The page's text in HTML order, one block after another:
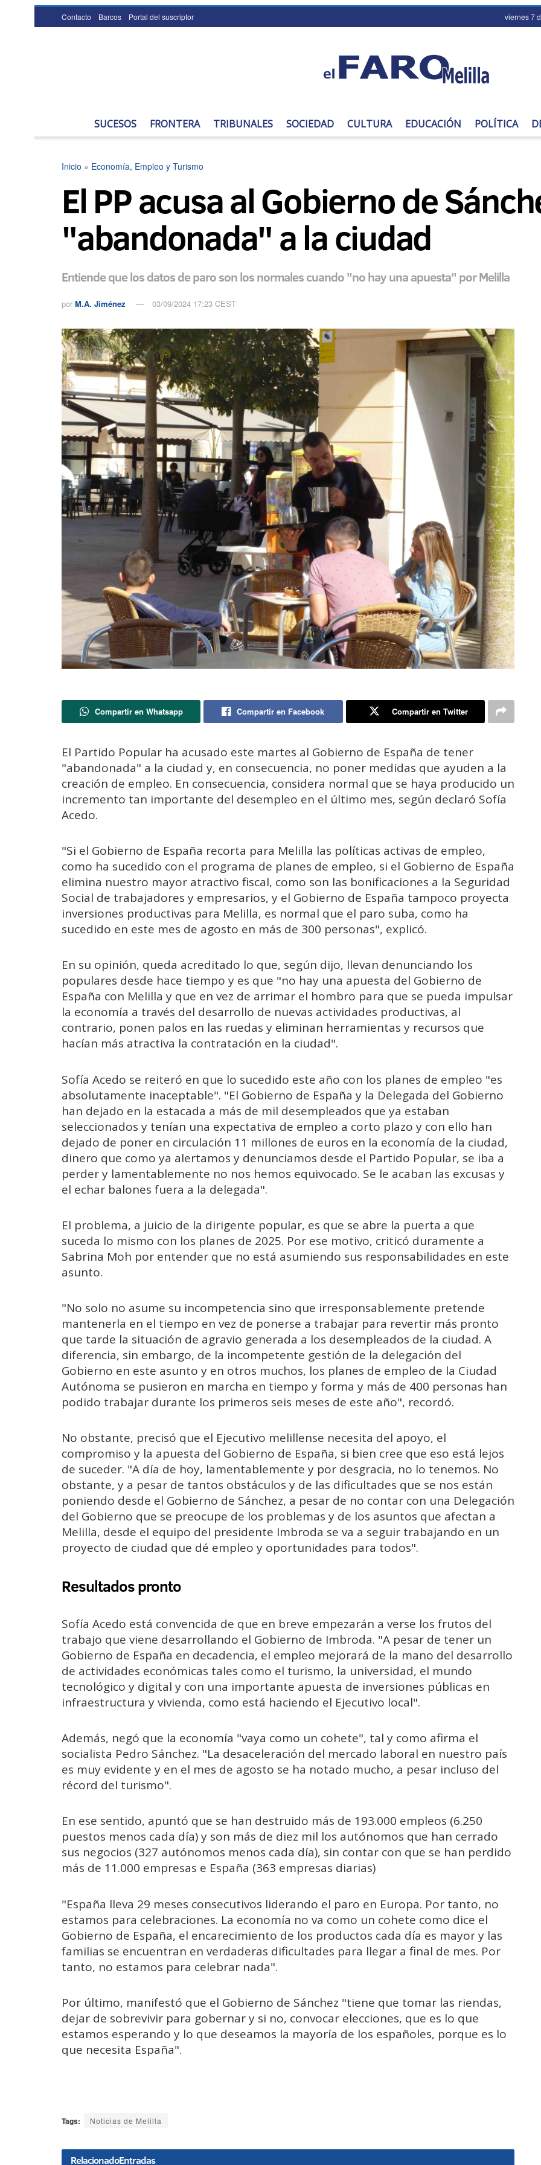
Contacto Barcos Portal del suscriptor viernes 7
SUCESOS FRONTERA TRIBUNALES SOCIEDAD CULTURA EDUCACIÓN POLÍTICA
Inicio » Economía, Empleo y Turismo
El PP acusa al Gobierno de
"abandonada" a la ciudad
Entiende que los datos de paro son los normales cuando "no hay una apuesta" por Melilla
por M.A. Jiménez 03/09/2024 17:23 CEST
Compartir en Whatsapp Compartir en Facebook Compartir en Twitter
El Partido Popular ha acusado este martes al Gobierno de España de tener
"abandonada" a la ciudad y, en consecuencia, no poner medidas que ayuden a la
creación de empleo. En consecuencia, considera normal que se haya producido un
incremento tan importante del desempleo en el último mes, según declaró Sofía
Acedo.
"Si el Gobierno de España recorta para Melilla las políticas activas de empleo,
como ha sucedido con el programa de planes de empleo, si el Gobierno de España
elimina nuestro mayor atractivo fiscal, como son las bonificaciones a la Seguridad
Social de trabajadores y empresarios, y el Gobierno de España tampoco proyecta
inversiones productivas para Melilla, es normal que el paro suba, como ha
sucedido en este mes de agosto en más de 300 personas", explicó.
En su opinión, queda acreditado lo que, según dijo, llevan denunciando los
populares desde hace tiempo y es que "no hay una apuesta del Gobierno de
España con Melilla y que en vez de arrimar el hombro para que se pueda impulsar
la economía a través del desarrollo de nuevas actividades productivas, al
contrario, ponen palos en las ruedas y eliminan herramientas y recursos que
hacían más atractiva la contratación en la ciudad".
Sofía Acedo se reiteró en que lo sucedido este año con los planes de empleo "es
absolutamente inaceptable". "El Gobierno de España y la Delegada del Gobierno
han dejado en la estacada a más de mil desempleados que ya estaban
seleccionados y tenían una expectativa de empleo a corto plazo y con ello han
dejado de poner en circulación 11 millones de euros en la economía de la ciudad,
dinero que como ya alertamos y denunciamos desde el Partido Popular, se iba a
perder y lamentablemente no nos hemos equivocado. Se le acaban las excusas y
el echar balones fuera a la delegada".
El problema, a juicio de la dirigente popular, es que se abre la puerta a que
suceda lo mismo con los planes de 2025. Por ese motivo, criticó duramente a
Sabrina Moh por entender que no está asumiendo sus responsabilidades en este
asunto.
"No solo no asume su incompetencia sino que irresponsablemente pretende
mantenerla en el tiempo en vez de ponerse a trabajar para revertir más pronto
que tarde la situación de agravio generada a los desempleados de la ciudad. A
diferencia, sin embargo, de la incompetente gestión de la delegación del
Gobierno en este asunto y en otros muchos, los planes de empleo de la Ciudad
Autónoma se pusieron en marcha en tiempo y forma y más de 400 personas han
podido trabajar durante los primeros seis meses de este año", recordó.
No obstante, precisó que el Ejecutivo melillense necesita del apoyo, el
compromiso y la apuesta del Gobierno de España, si bien cree que eso está lejos
de suceder. "A día de hoy, lamentablemente y por desgracia, no lo tenemos. No
obstante, y a pesar de tantos obstáculos y de las dificultades que se nos están
poniendo desde el Gobierno de Sánchez, a pesar de no contar con una Delegación
del Gobierno que se preocupe de los problemas y de los asuntos que afectan a
Melilla, desde el equipo del presidente Imbroda se va a seguir trabajando en un
proyecto de ciudad que dé empleo y oportunidades para todos".
Resultados pronto
Sofía Acedo está convencida de que en breve empezarán a verse los frutos del
trabajo que viene desarrollando el Gobierno de Imbroda. "A pesar de tener un
Gobierno de España en decadencia, el empleo mejorará de la mano del desarrollo
de actividades económicas tales como el turismo, la universidad, el mundo
tecnológico y digital y con una importante apuesta de inversiones públicas en
infraestructura y vivienda, como está haciendo el Ejecutivo local".
Además, negó que la economía "vaya como un cohete", tal y como afirma el
socialista Pedro Sánchez. "La desaceleración del mercado laboral en nuestro país
es muy evidente y en el mes de agosto se ha notado mucho, a pesar incluso del
récord del turismo".
En ese sentido, apuntó que se han destruido más de 193.000 empleos (6.250
puestos menos cada día) y son más de diez mil los autónomos que han cerrado
sus negocios (327 autónomos menos cada día), sin contar con que se han perdido
más de 11.000 empresas e España (363 empresas diarias)
"España lleva 29 meses consecutivos liderando el paro en Europa. Por tanto, no
estamos para celebraciones. La economía no va como un cohete como dice el
Gobierno de España, el encarecimiento de los productos cada día es mayor y las
familias se encuentran en verdaderas dificultades para llegar a final de mes. Por
tanto, no estamos para celebrar nada".
Por último, manifestó que el Gobierno de Sánchez "tiene que tomar las riendas,
dejar de sobrevivir para gobernar y si no, convocar elecciones, que es lo que
estamos esperando y lo que deseamos la mayoría de los españoles, porque es lo
que necesita España".
Tags: Noticias de Melilla
RelacionadoEntradas